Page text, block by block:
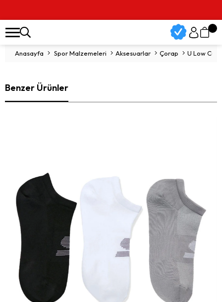
Anasayfa Spor Malzemeleri Aksesuarlar Çorap U Low Cut
Benzer Ürünler